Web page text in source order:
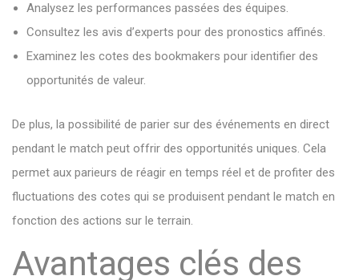
Analysez les performances passées des équipes.
Consultez les avis d’experts pour des pronostics affinés.
Examinez les cotes des bookmakers pour identifier des
opportunités de valeur.
De plus, la possibilité de parier sur des événements en direct
pendant le match peut offrir des opportunités uniques. Cela
permet aux parieurs de réagir en temps réel et de profiter des
fluctuations des cotes qui se produisent pendant le match en
fonction des actions sur le terrain.
Avantages clés des